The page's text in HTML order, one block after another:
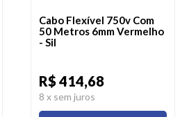
Cabo Flexível 750v Com
50 Metros 6mm Vermelho
- Sil
R$ 414,68
8 x sem juros